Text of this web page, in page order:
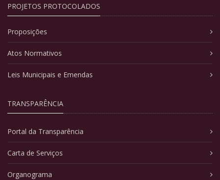
PROJETOS PROTOCOLADOS
Proposições
Atos Normativos
Leis Municipais e Emendas
TRANSPARÊNCIA
Portal da Transparência
Carta de Serviços
Organograma